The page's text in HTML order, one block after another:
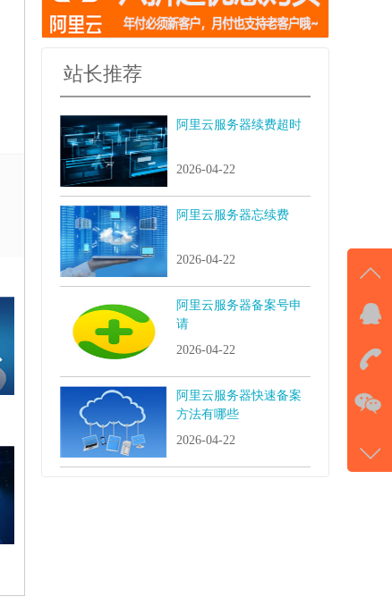
站长推荐
阿里云服务器续费超时
2026-04-22
阿里云服务器忘续费
2026-04-22
阿里云服务器备案号申
请
2026-04-22
阿里云服务器快速备案
方法有哪些
2026-04-22
QQ
击
177-